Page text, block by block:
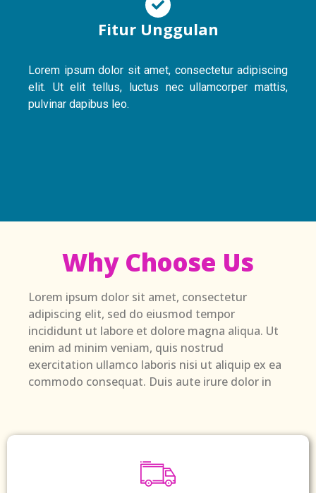
Fitur Unggulan
Lorem ipsum dolor sit amet, consectetur adipiscing
elit. Ut elit tellus, luctus nec ullamcorper mattis,
pulvinar dapibus leo.
Why Choose Us
Lorem ipsum dolor sit amet, consectetur
adipiscing elit, sed do eiusmod tempor
incididunt ut labore et dolore magna aliqua. Ut
enim ad minim veniam, quis nostrud
exercitation ullamco laboris nisi ut aliquip ex ea
commodo consequat. Duis aute irure dolor in